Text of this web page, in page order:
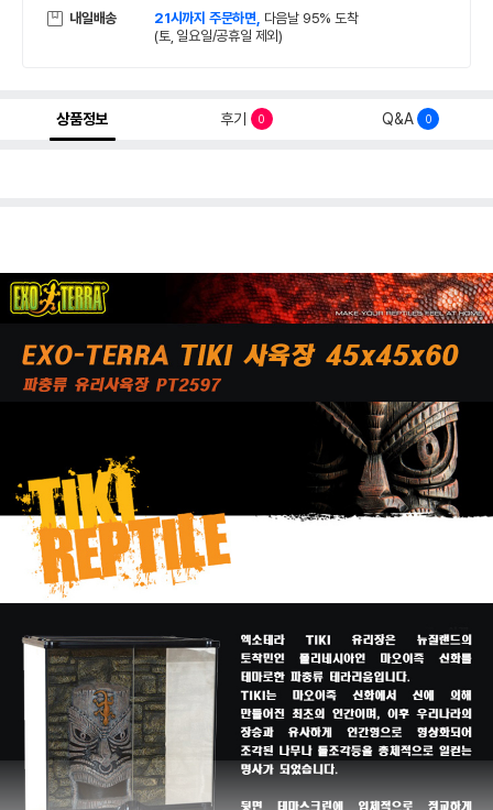
내일배송 21시까지 주문하면, 다음날 95% 도착
(토, 일요일/공휴일 제외)
상품정보 후기 0 Q&A 0